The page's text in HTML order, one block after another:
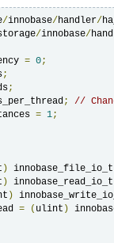
/innobase/handler/
/innobase/
= 0;
;
;
;
//
= 1;
)
)
)
= ( ulint )